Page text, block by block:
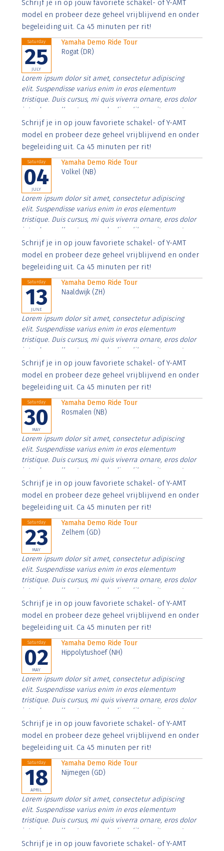
imperdiet. Nunc ut sem vitae risus tristique posuere.
Schrijf je in op jouw favoriete schakel- of Y-AMT
model en probeer deze geheel vrijblijvend en onder
begeleiding uit. Ca 45 minuten per rit!
Saturday
25
JULY
Yamaha Demo Ride Tour
Rogat (DR)
Lorem ipsum dolor sit amet, consectetur adipiscing
elit. Suspendisse varius enim in eros elementum
tristique. Duis cursus, mi quis viverra ornare, eros dolor
interdum nulla, ut commodo diam libero vitae erat.
Aenean faucibus nibh et justo cursus id rutrum lorem
imperdiet. Nunc ut sem vitae risus tristique posuere.
Schrijf je in op jouw favoriete schakel- of Y-AMT
model en probeer deze geheel vrijblijvend en onder
begeleiding uit. Ca 45 minuten per rit!
Saturday
04
JULY
Yamaha Demo Ride Tour
Volkel (NB)
Lorem ipsum dolor sit amet, consectetur adipiscing
elit. Suspendisse varius enim in eros elementum
tristique. Duis cursus, mi quis viverra ornare, eros dolor
interdum nulla, ut commodo diam libero vitae erat.
Aenean faucibus nibh et justo cursus id rutrum lorem
imperdiet. Nunc ut sem vitae risus tristique posuere.
Schrijf je in op jouw favoriete schakel- of Y-AMT
model en probeer deze geheel vrijblijvend en onder
begeleiding uit. Ca 45 minuten per rit!
Saturday
13
JUNE
Yamaha Demo Ride Tour
Naaldwijk (ZH)
Lorem ipsum dolor sit amet, consectetur adipiscing
elit. Suspendisse varius enim in eros elementum
tristique. Duis cursus, mi quis viverra ornare, eros dolor
interdum nulla, ut commodo diam libero vitae erat.
Aenean faucibus nibh et justo cursus id rutrum lorem
imperdiet. Nunc ut sem vitae risus tristique posuere.
Schrijf je in op jouw favoriete schakel- of Y-AMT
model en probeer deze geheel vrijblijvend en onder
begeleiding uit. Ca 45 minuten per rit!
Saturday
30
MAY
Yamaha Demo Ride Tour
Rosmalen (NB)
Lorem ipsum dolor sit amet, consectetur adipiscing
elit. Suspendisse varius enim in eros elementum
tristique. Duis cursus, mi quis viverra ornare, eros dolor
interdum nulla, ut commodo diam libero vitae erat.
Aenean faucibus nibh et justo cursus id rutrum lorem
imperdiet. Nunc ut sem vitae risus tristique posuere.
Schrijf je in op jouw favoriete schakel- of Y-AMT
model en probeer deze geheel vrijblijvend en onder
begeleiding uit. Ca 45 minuten per rit!
Saturday
23
MAY
Yamaha Demo Ride Tour
Zelhem (GD)
Lorem ipsum dolor sit amet, consectetur adipiscing
elit. Suspendisse varius enim in eros elementum
tristique. Duis cursus, mi quis viverra ornare, eros dolor
interdum nulla, ut commodo diam libero vitae erat.
Aenean faucibus nibh et justo cursus id rutrum lorem
imperdiet. Nunc ut sem vitae risus tristique posuere.
Schrijf je in op jouw favoriete schakel- of Y-AMT
model en probeer deze geheel vrijblijvend en onder
begeleiding uit. Ca 45 minuten per rit!
Saturday
02
MAY
Yamaha Demo Ride Tour
Hippolytushoef (NH)
Lorem ipsum dolor sit amet, consectetur adipiscing
elit. Suspendisse varius enim in eros elementum
tristique. Duis cursus, mi quis viverra ornare, eros dolor
interdum nulla, ut commodo diam libero vitae erat.
Aenean faucibus nibh et justo cursus id rutrum lorem
imperdiet. Nunc ut sem vitae risus tristique posuere.
Schrijf je in op jouw favoriete schakel- of Y-AMT
model en probeer deze geheel vrijblijvend en onder
begeleiding uit. Ca 45 minuten per rit!
Saturday
18
APRIL
Yamaha Demo Ride Tour
Nijmegen (GD)
Lorem ipsum dolor sit amet, consectetur adipiscing
elit. Suspendisse varius enim in eros elementum
tristique. Duis cursus, mi quis viverra ornare, eros dolor
interdum nulla, ut commodo diam libero vitae erat.
Aenean faucibus nibh et justo cursus id rutrum lorem
Schrijf je in op jouw favoriete schakel- of Y-AMT